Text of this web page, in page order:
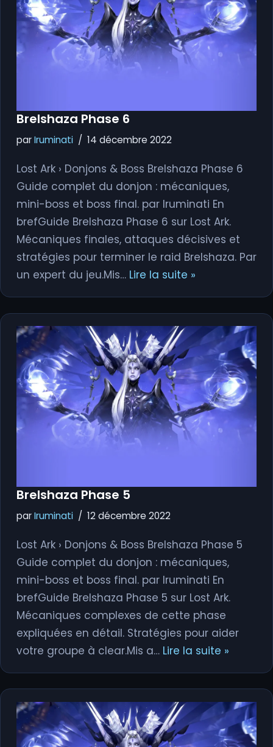
Brelshaza Phase 6
parIruminati 14 décembre 2022
Lost Ark › Donjons & Boss Brelshaza Phase 6
Guide complet du donjon : mécaniques,
mini-boss et boss final. par Iruminati En
brefGuide Brelshaza Phase 6 sur Lost Ark.
Mécaniques finales, attaques décisives et
stratégies pour terminer le raid Brelshaza. Par
un expert du jeu.Mis… Lire la suite »
Brelshaza Phase 5
parIruminati 12 décembre 2022
Lost Ark › Donjons & Boss Brelshaza Phase 5
Guide complet du donjon : mécaniques,
mini-boss et boss final. par Iruminati En
brefGuide Brelshaza Phase 5 sur Lost Ark.
Mécaniques complexes de cette phase
expliquées en détail. Stratégies pour aider
votre groupe à clear.Mis a… Lire la suite »